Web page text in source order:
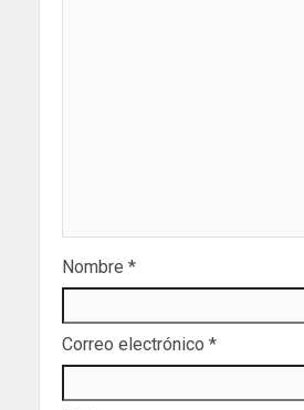
Nombre *
Correo electrónico *